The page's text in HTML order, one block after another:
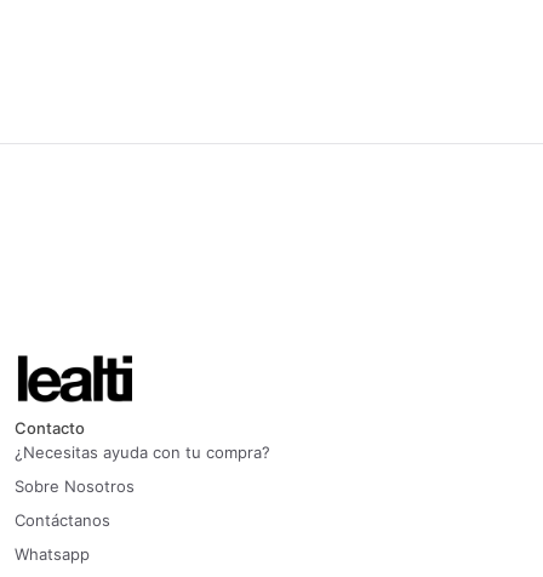
Contacto
¿Necesitas ayuda con tu compra?
Sobre Nosotros
Contáctanos
Whatsapp